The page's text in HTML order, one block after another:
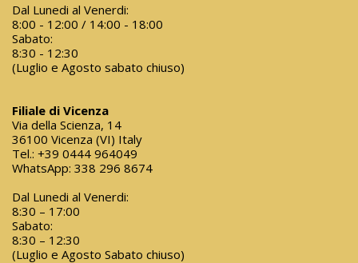
Dal Lunedi al Venerdi:
8:00 - 12:00 / 14:00 - 18:00
Sabato:
8:30 - 12:30
(Luglio e Agosto sabato chiuso)
Filiale di Vicenza
Via della Scienza, 14
36100 Vicenza (VI) Italy
Tel.: +39 0444 964049
WhatsApp: 338 296 8674
Dal Lunedi al Venerdi:
8:30 – 17:00
Sabato:
8:30 – 12:30
(Luglio e Agosto Sabato chiuso)